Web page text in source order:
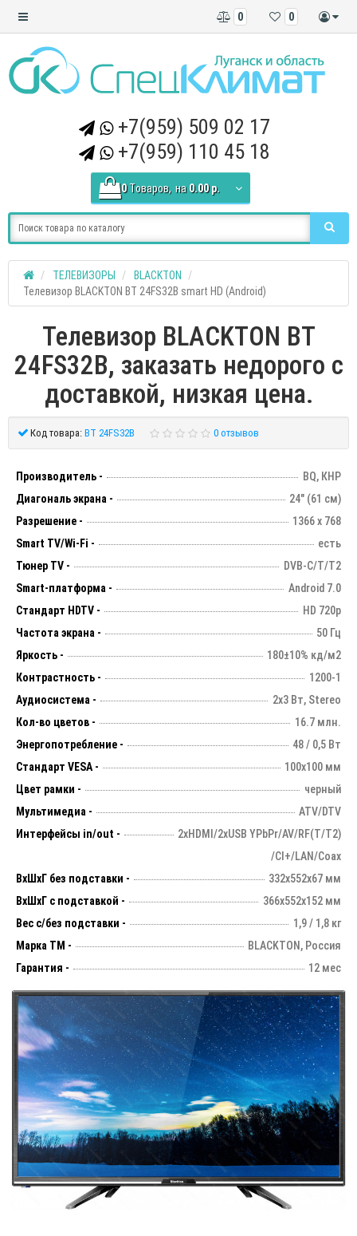
0
0
+7(959) 509 02 17
+7(959) 110 45 18
0 Tоваров, на 0.00 р.
ТЕЛЕВИЗОРЫ
BLACKTON
Телевизор BLACKTON BT 24FS32B smart HD (Android)
Телевизор BLACKTON BT
24FS32B, заказать недорого с
доставкой, низкая цена.
Код товара: BT 24FS32B 0 отзывов
Производитель -
BQ, КНР
Диагональ экрана -
24" (61 см)
Разрешение -
1366 х 768
Smart TV/Wi-Fi -
есть
Тюнер TV -
DVB-C/T/T2
Smart-платформа -
Android 7.0
Стандарт HDTV -
HD 720p
Частота экрана -
50 Гц
Яркость -
180±10% кд/м2
Контрастность -
1200-1
Аудиосистема -
2х3 Вт, Stereo
Кол-во цветов -
16.7 млн.
Энергопотребление -
48 / 0,5 Вт
Стандарт VESA -
100х100 мм
Цвет рамки -
черный
Мультимедиа -
ATV/DTV
Интерфейсы in/out -
2xHDMI/2xUSB YPbPr/AV/RF(T/T2)
/CI+/LAN/Coax
ВхШхГ без подставки -
332х552х67 мм
ВхШхГ с подставкой -
366x552x152 мм
Вес с/без подставки -
1,9 / 1,8 кг
Марка ТМ -
BLACKTON, Россия
Гарантия -
12 мес